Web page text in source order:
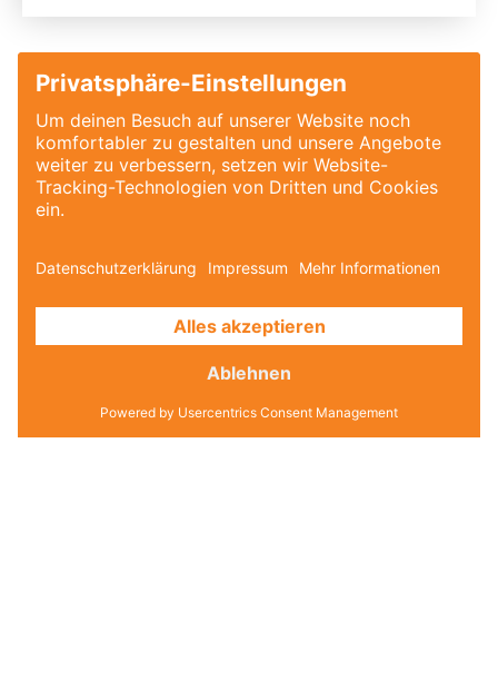
1 2 3 4 5 6